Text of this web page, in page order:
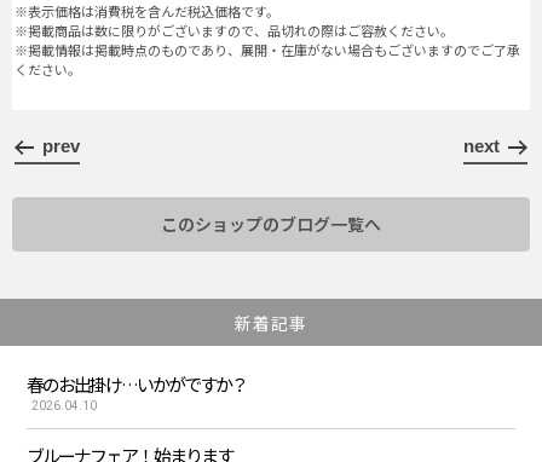
※表示価格は消費税を含んだ税込価格です。
※掲載商品は数に限りがございますので、品切れの際はご容赦ください。
※掲載情報は掲載時点のものであり、展開・在庫がない場合もございますのでご了承
ください。
prev next
このショップのブログ一覧へ
新着記事
春のお出掛け…いかがですか？
2026.04.10
ブルーナフェア！ 始まります